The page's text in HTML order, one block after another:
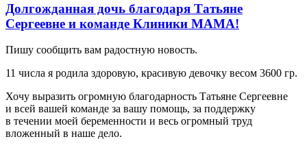
Долгожданная дочь благодаря Татьяне
Сергеевне и команде Клиники МАМА!
Пишу сообщить вам радостную новость.
11 числа я родила здоровую, красивую девочку весом 3600 гр.
Хочу выразить огромную благодарность Татьяне Сергеевне
и всей вашей команде за вашу помощь, за поддержку
в течении моей беременности и весь огромный труд
вложенный в наше дело.